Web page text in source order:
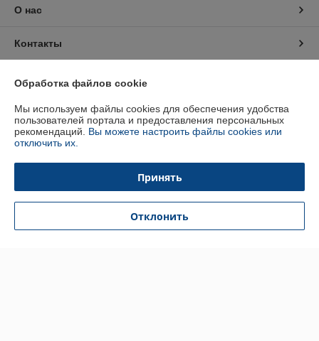
О нас
Контакты
График работы
Полная версия сайта
Политика обработки cookies
Обработка файлов cookie
Мы используем файлы cookies для обеспечения удобства
пользователей портала и предоставления персональных
рекомендаций. Вы можете настроить файлы cookies или
отключить их.
Принять
Отклонить